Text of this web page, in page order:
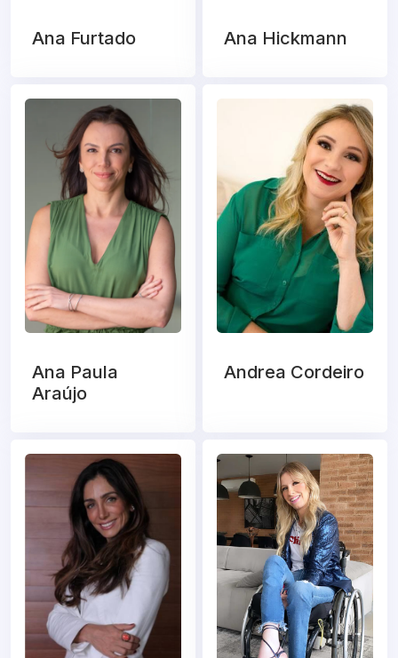
Ana Furtado Ana Hickmann
Ana Paula
Araújo
Andrea Cordeiro